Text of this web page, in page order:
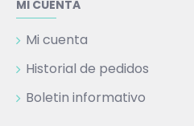
MI CUENTA
Mi cuenta
Historial de pedidos
Boletin informativo